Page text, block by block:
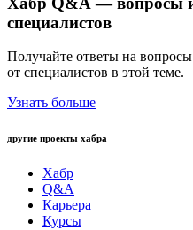
специалистов
Получайте ответы на
от специалистов в этой теме.
Узнать больше
другие проекты хабра
Хабр
Q&A
Карьера
Курсы